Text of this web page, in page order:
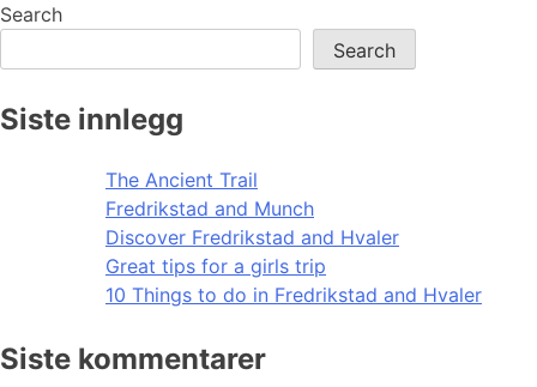
Search
Search
Siste innlegg
The Ancient Trail
Fredrikstad and Munch
Discover Fredrikstad and Hvaler
Great tips for a girls trip
10 Things to do in Fredrikstad and Hvaler
Siste kommentarer